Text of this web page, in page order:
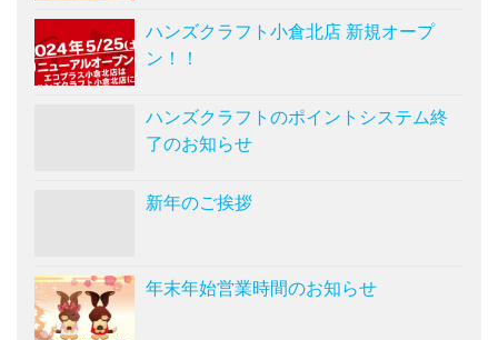
ハンズクラフト小倉北店 新規オープ
ン！！
ハンズクラフトのポイントシステム終
了のお知らせ
新年のご挨拶
年末年始営業時間のお知らせ